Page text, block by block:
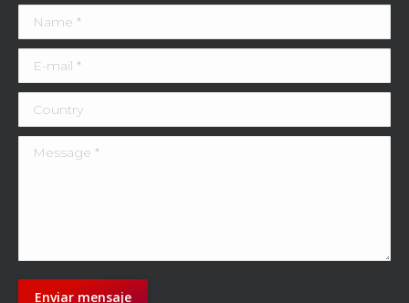
Name *
E-mail *
Country
Message *
Enviar mensaje